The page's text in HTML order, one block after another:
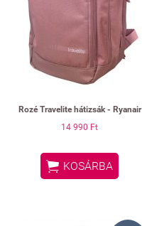
Rozé Travelite hátizsák - Ryanair
14 990 Ft
 KOSÁRBA